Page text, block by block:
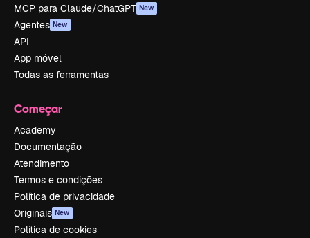
MCP para Claude/ChatGPT New
Agentes New
API
App móvel
Todas as ferramentas
Começar
Academy
Documentação
Atendimento
Termos e condições
Política de privacidade
Originais New
Política de cookies